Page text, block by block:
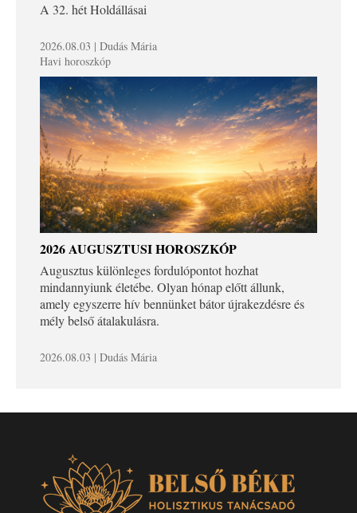
A 32. hét Holdállásai
2026.08.03 | Dudás Mária
Havi horoszkóp
2026 AUGUSZTUSI HOROSZKÓP
Augusztus különleges fordulópontot hozhat
mindannyiunk életébe. Olyan hónap előtt állunk,
amely egyszerre hív bennünket bátor újrakezdésre és
mély belső átalakulásra.
2026.08.03 | Dudás Mária